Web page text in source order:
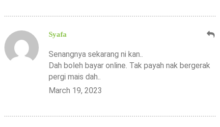
Syafa
Senangnya sekarang ni kan..
Dah boleh bayar online. Tak payah nak bergerak
pergi mais dah..
March 19, 2023